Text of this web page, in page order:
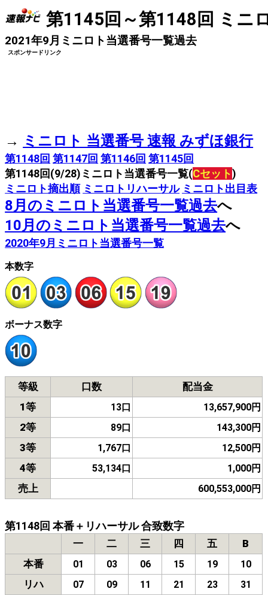
第1145回～第1148回 ミニ
2021年9月ミニロト当選番号一覧過去
スポンサードリンク
→ ミニロト 当選番号 速報 みずほ銀行
第1148回 第1147回 第1146回 第1145回
第1148回(9/28)ミニロト当選番号一覧(Cセット)
ミニロト摘出順 ミニロトリハーサル ミニロト出目表
8月のミニロト当選番号一覧過去へ
10月のミニロト当選番号一覧過去へ
2020年9月ミニロト当選番号一覧
本数字
ボーナス数字
等級 口数
配当金
1等
13口 13,657,900円
2等 89口 143,300円
3等 1,767口 12,500円
4等 53,134口 1,000円
売上 600,553,000円
第1148回 本番＋リハーサル 合致数字
一 二 三 四 五
B
本番
01 03 06 15 19 10
リハ 07 09 11 21 23 31